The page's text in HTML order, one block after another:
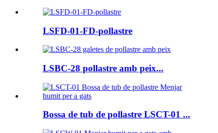
LSFD-01-FD-pollastre
LSBC-28 pollastre amb peix...
Bossa de tub de pollastre LSCT-01 ...